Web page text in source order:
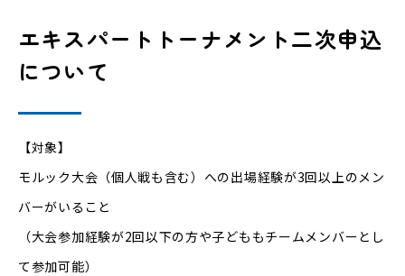
エキスパートトーナメント二次申込
について
【対象】
モルック大会（個人戦も含む）への出場経験が3回以上のメン
バーがいること
（大会参加経験が2回以下の方や子どももチームメンバーとし
て参加可能）